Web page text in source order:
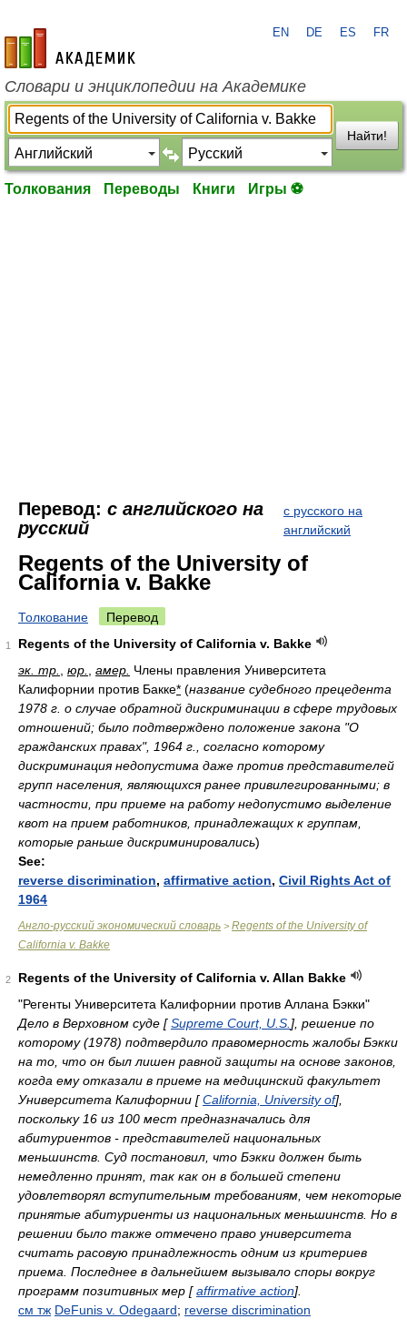
academic.ru
EN DE ES FR
Словари и энциклопедии на Академике
Найти!
Толкования Переводы Книги Игры ⚽
Перевод: с английского на
русский
с русского на
английский
Regents of the University of
California v. Bakke
Толкование Перевод
1
Regents of the University of California v. Bakke
эк. тр.
юр. амер. Члены правления Университета
Калифорнии против Бакке* (название судебного прецедента
1978 г. о случае обратной дискриминации в сфере трудовых
отношений; было подтверждено положение закона "О
гражданских правах", 1964 г., согласно которому
дискриминация недопустима даже против представителей
групп населения, являющихся ранее привилегированными; в
частности, при приеме на работу недопустимо выделение
квот на прием работников, принадлежащих к группам,
которые раньше дискриминировались)
See:
reverse discrimination, affirmative action, Civil Rights Act of
1964
Англо-русский экономический словарь > Regents of the University of
California v. Bakke
2
Regents of the University of California v. Allan Bakke
"Регенты Университета Калифорнии против Аллана Бэкки"
Дело в Верховном суде [Supreme Court, U.S. ], решение по
которому (1978) подтвердило правомерность жалобы Бэкки
на то, что он был лишен равной защиты на основе законов,
когда ему отказали в приеме на медицинский факультет
Университета Калифорнии [California, University of],
поскольку 16 из 100 мест предназначались для
абитуриентов - представителей национальных
меньшинств. Суд постановил, что Бэкки должен быть
немедленно принят, так как он в большей степени
удовлетворял вступительным требованиям, чем некоторые
принятые абитуриенты из национальных меньшинств. Но в
решении было также отмечено право университета
считать расовую принадлежность одним из критериев
приема. Последнее в дальнейшем вызывало споры вокруг
программ позитивных мер [affirmative action].
см тж DeFunis v. Odegaard; reverse discrimination